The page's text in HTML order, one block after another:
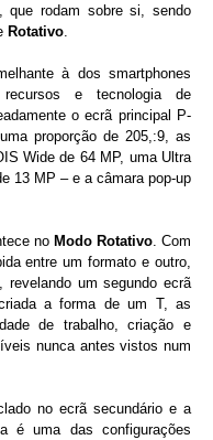
que rodam sobre si, sendo
Rotativo.
à dos smartphones
recursos e tecnologia de
o ecrã principal P-
proporção de 205,:9, as
Wide de 64 MP, uma Ultra
13 MP – e a câmara pop-up
no Modo Rotativo. Com
entre um formato e outro,
um segundo ecrã
a forma de um T, as
de trabalho, criação e
nunca antes vistos num
no ecrã secundário e a
é uma das configurações